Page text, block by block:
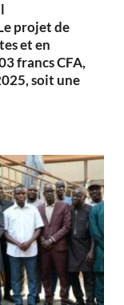
projet de
et en
francs CFA,
soit une